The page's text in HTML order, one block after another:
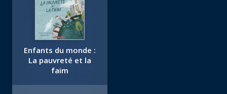
Enfants du monde :
La pauvreté et la
faim